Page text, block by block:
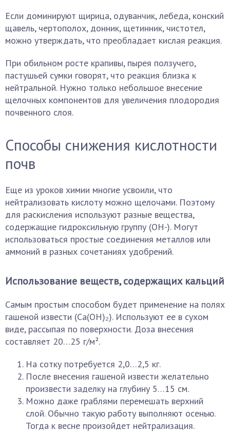
Если доминируют щирица, одуванчик, лебеда, конский
щавель, чертополох, донник, щетинник, чистотел,
можно утверждать, что преобладает кислая реакция.
При обильном росте крапивы, пырея ползучего,
пастушьей сумки говорят, что реакция близка к
нейтральной. Нужно только небольшое внесение
щелочных компонентов для увеличения плодородия
почвенного слоя.
Способы снижения кислотности
почв
Еще из уроков химии многие усвоили, что
нейтрализовать кислоту можно щелочами. Поэтому
для раскисления используют разные вещества,
содержащие гидроксильную группу (ОН-). Могут
использоваться простые соединения металлов или
аммоний в разных сочетаниях удобрений.
Использование веществ, содержащих кальций
Самым простым способом будет применение на полях
гашеной извести (Ca(OH)₂). Используют ее в сухом
виде, рассыпая по поверхности. Доза внесения
составляет 20…25 г/м².
На сотку потребуется 2,0…2,5 кг.
После внесения гашеной извести желательно
произвести заделку на глубину 5…15 см.
Можно даже граблями перемешать верхний
слой. Обычно такую работу выполняют осенью.
Тогда к весне произойдет нейтрализация.